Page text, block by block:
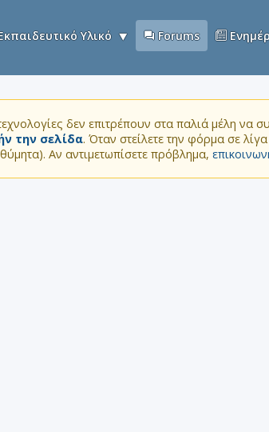
Υλικό Forums
δεν επιτρέπουν στα παλιά μέλη να
την σελίδα. Όταν στείλετε την φόρμα σε
Αν αντιμετωπίσετε πρόβλημα,